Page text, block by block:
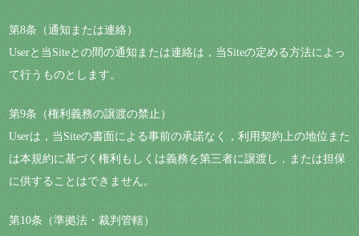
第8条（通知または連絡）
Userと当Siteとの間の通知または連絡は，当Siteの定める方法によっ
て行うものとします。
第9条（権利義務の譲渡の禁止）
Userは，当Siteの書面による事前の承諾なく，利用契約上の地位また
は本規約に基づく権利もしくは義務を第三者に譲渡し，または担保
に供することはできません。
第10条（準拠法・裁判管轄）